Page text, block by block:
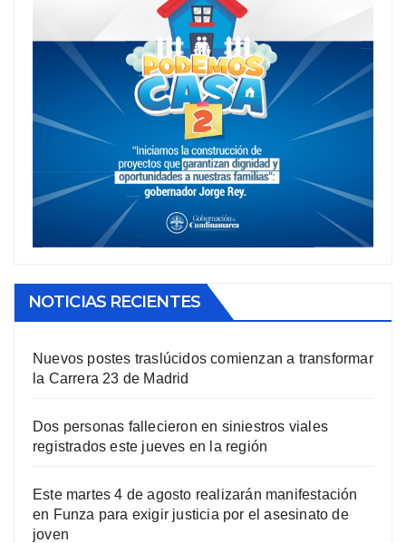
NOTICIAS RECIENTES
Nuevos postes traslúcidos comienzan a transformar
la Carrera 23 de Madrid
Dos personas fallecieron en siniestros viales
registrados este jueves en la región
Este martes 4 de agosto realizarán manifestación
en Funza para exigir justicia por el asesinato de
joven